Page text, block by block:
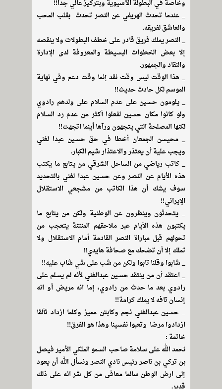
وخاصة في البطولة الآسيوية وبتركيز عالي جدا!!
_ عندما تحدث الهريفي عن النصر تحدث بقلب المحب
والعاشق لفريقه.
_ النصر يملك فريق قادر على خطف البطولات ولا ينقصه
إلا بعض الخطوات البسيطة والمعروفة لدى الإدارة
والنقاد والجمهور.
_ هذا الوقت ليس وقت نقد إنما وقت دعم وفي نهاية
الموسم لكل حادث حديث!!
_ يلومون حسين على عدم السلام على ولدهم رادوي
ولو كانوا مكان حسين لفعلوا أكثر من عدم رد السلام
لكنها المصلحة التي يتجهون ورآها أينما اتجهت!!
_ محيسن الجمعان أخطا في حق حسين عبدا لغني
ويجب علية أن يعتذر والاعتذار شيم الكبار.
_ كاتب رياضي من الساحل الشرقي من يتابع ما يكتب
هذه الأيام عن النصر وعن حسين عبدا لغني بالتحديد
سوف يشك أن هذا الكاتب من مشجعي الاستقلال
الإيراني!!
_ يتحدثون وينظرون عن الوطنية ولكن من يتابع ما
يكتبون هذه الأيام عبر ملاحقهم المنتنة يتعجب من
تحولهم قبل مباراة النصر القادمة أمام الاستقلال ولا
تملك إلا أن تضحك مع صحافة هايدي!!
_ شابوا وقلنا تابوا ولكن من شب على شي شاب عليه!!
_ اعتقد أن من ينتقد حسين عبدالغني لأنه لم يسلم على
رادوي بعد ما حدث من رادوي، إما انه مريض أو انه
إنسان تافه لا يملك كرامة!!
_ حسين عبدالغني نجم وكابتن مميز وكلما ازداد تألقا
ازدادوا مرضا وتعبوا نفسينا وهذا هو الفرق!!
خاتمة :
نحمد الله على سلامة صاحب السمو الملكي الأمير فيصل
بن تركي بن ناصر رئيس نادي النصر ونسأل الله أن يعود
إلى ارض الوطن سالما معافى من كل شر انه على ذلك